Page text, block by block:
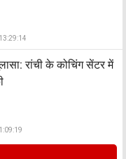
रांची के कोचिंग सेंटर में